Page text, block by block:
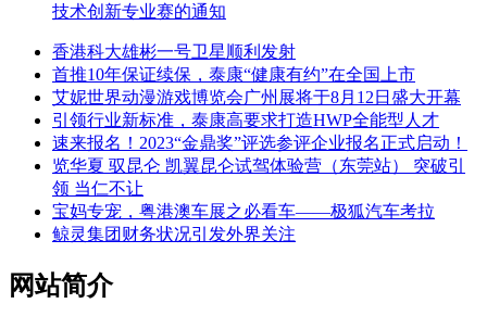
技术创新专业赛的通知
香港科大雄彬一号卫星顺利发射
首推10年保证续保，泰康“健康有约”在全国上市
艾妮世界动漫游戏博览会广州展将于8月12日盛大开幕
引领行业新标准，泰康高要求打造HWP全能型人才
速来报名！2023“金鼎奖”评选参评企业报名正式启动！
览华夏 驭昆仑 凯翼昆仑试驾体验营（东莞站） 突破引
领 当仁不让
宝妈专宠，粤港澳车展之必看车——极狐汽车考拉
鲸灵集团财务状况引发外界关注
网站简介